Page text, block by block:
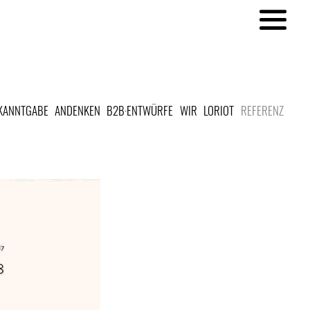
ANDENKEN B2B·ENTWÜRFE WIR LORIOT REFERENZ